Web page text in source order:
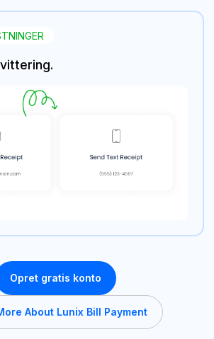
Opret gratis konto
About Lunix Bill Payment